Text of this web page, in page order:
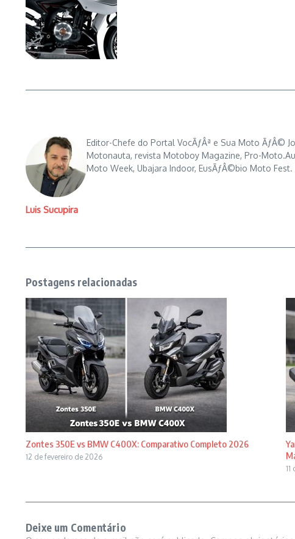
Luis Sucupira
Editor-Chefe do Portal VocÃƒÂª e Sua Moto ÃƒÂ©
Motonauta, revista Motoboy Magazine, Pro-
Moto Week, Ubajara Indoor, EusÃƒÂ©bio Moto
Postagens relacionadas
Zontes 350E vs BMW C400X: Comparativo Completo 2026
12 de fevereiro de 2026
Deixe um Comentário